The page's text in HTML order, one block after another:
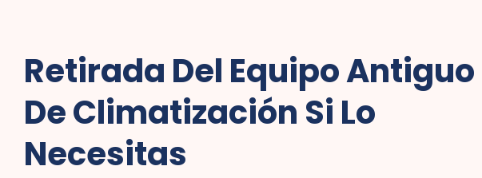
Retirada Del Equipo Antiguo
De Climatización Si Lo
Necesitas